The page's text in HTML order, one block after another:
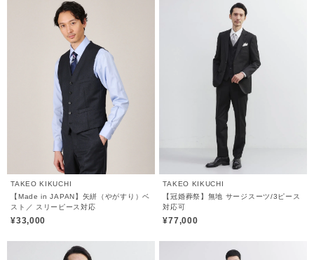
TAKEO KIKUCHI
【Made in JAPAN】矢絣（やがすり）ベ
スト／ スリーピース対応
¥33,000
TAKEO KIKUCHI
【冠婚葬祭】無地 サージスーツ/3ピース
対応可
¥77,000